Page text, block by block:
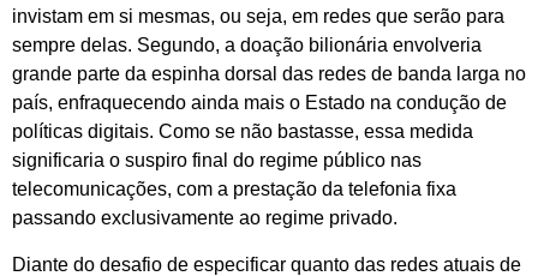
invistam em si mesmas, ou seja, em redes que serão para
sempre delas. Segundo, a doação bilionária envolveria
grande parte da espinha dorsal das redes de banda larga no
país, enfraquecendo ainda mais o Estado na condução de
políticas digitais. Como se não bastasse, essa medida
significaria o suspiro final do regime público nas
telecomunicações, com a prestação da telefonia fixa
passando exclusivamente ao regime privado.
Diante do desafio de especificar quanto das redes atuais de